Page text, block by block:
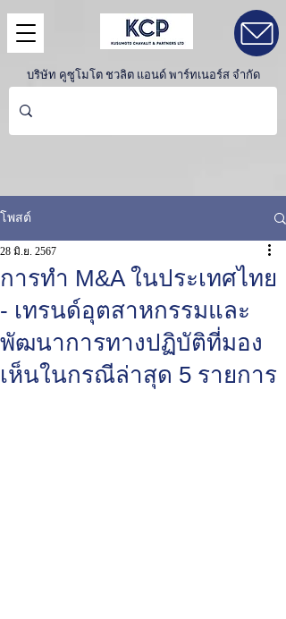
บริษัท คูซูโมโต ชวลิต แอนด์ พาร์ทเนอร์ส จำกัด
โพสต์
การทำ M&A ในประเทศไทย
- เทรนด์อุตสาหกรรมและ
พัฒนาการทางปฏิบัติที่มอง
เห็นในกรณีล่าสุด 5 รายการ
28 มิ.ย. 2567